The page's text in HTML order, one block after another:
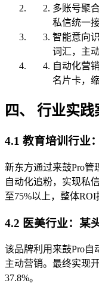
多账号聚
私信统一
智能意向
词汇，主
自动化营
名片卡，
四、 行业实
4.1 教育培训行业
新东方通过来鼓Pro管
自动化追粉，实现私
至75%以上，整体ROI
4.2 医美行业：某
该品牌利用来鼓Pro自
主动营销。最终实现
37.8%。